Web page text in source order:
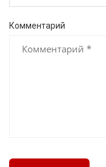
Комментарий